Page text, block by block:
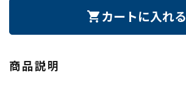
shopping_cart カートに入れる
商品説明